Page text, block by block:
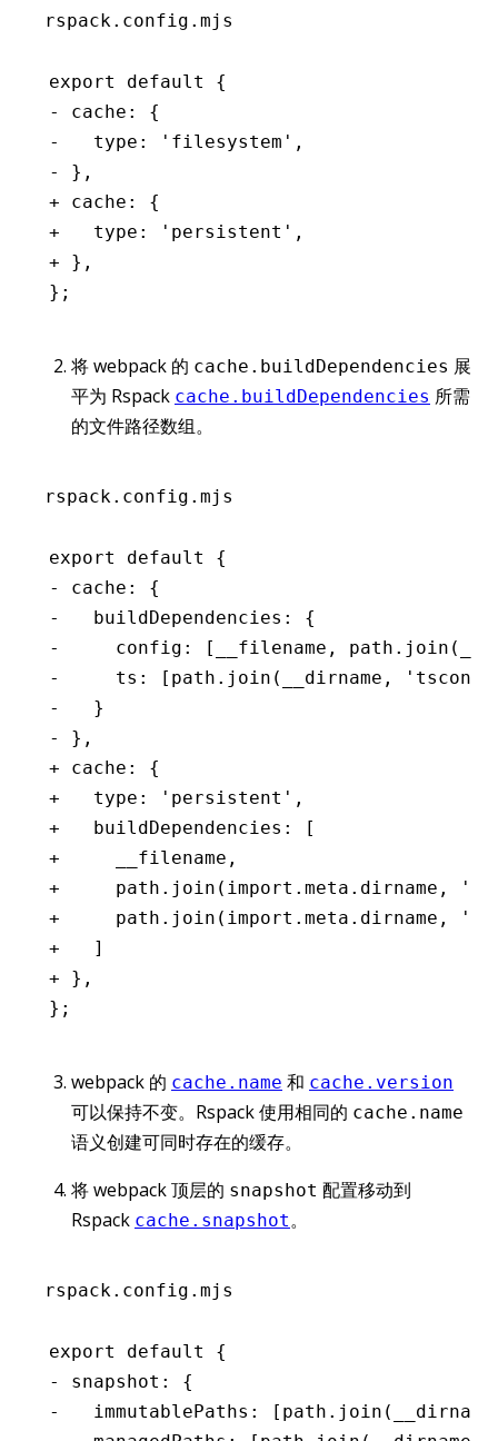
rspack.config.mjs
export default {
- cache: {
-   type: 'filesystem',
- },
+ cache: {
+   type: 'persistent',
+ },
};
将 webpack 的 cache.buildDependencies 展
平为 Rspack cache.buildDependencies 所需
的文件路径数组。
rspack.config.mjs
export default {
- cache: {
-   buildDependencies: {
-     config: [__filename,
-     ts: [path.join(__dirname,
-   }
- },
+ cache: {
+   type: 'persistent',
+   buildDependencies: [
+     __filename,
+     path.join(import.meta.dirname,
+     path.join(import.meta.dirname,
+   ]
+ },
};
webpack 的 cache.name 和 cache.version
可以保持不变。Rspack 使用相同的 cache.name
语义创建可同时存在的缓存。
将 webpack 顶层的 snapshot 配置移动到
Rspack cache.snapshot。
rspack.config.mjs
export default {
- snapshot: {
-   immutablePaths: